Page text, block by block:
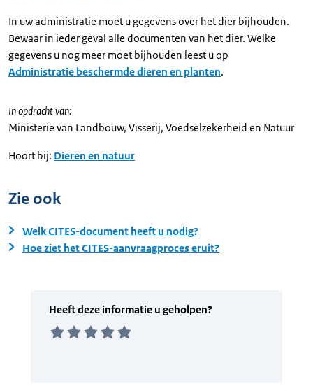
In uw administratie moet u gegevens over het dier bijhouden.
Bewaar in ieder geval alle documenten van het dier. Welke
gegevens u nog meer moet bijhouden leest u op
Administratie beschermde dieren en planten.
In opdracht van:
Ministerie van Landbouw, Visserij, Voedselzekerheid en Natuur
Hoort bij: Dieren en natuur
Zie ook
Welk CITES-document heeft u nodig?
Hoe ziet het CITES-aanvraagproces eruit?